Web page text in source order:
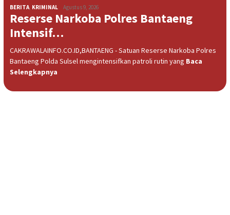
BERITA KRIMINAL Agustus 9, 2026
Reserse Narkoba Polres Bantaeng
Intensif…
CAKRAWALAINFO.CO.ID,BANTAENG - Satuan Reserse Narkoba Polres
Bantaeng Polda Sulsel mengintensifkan patroli rutin yang Baca
Selengkapnya